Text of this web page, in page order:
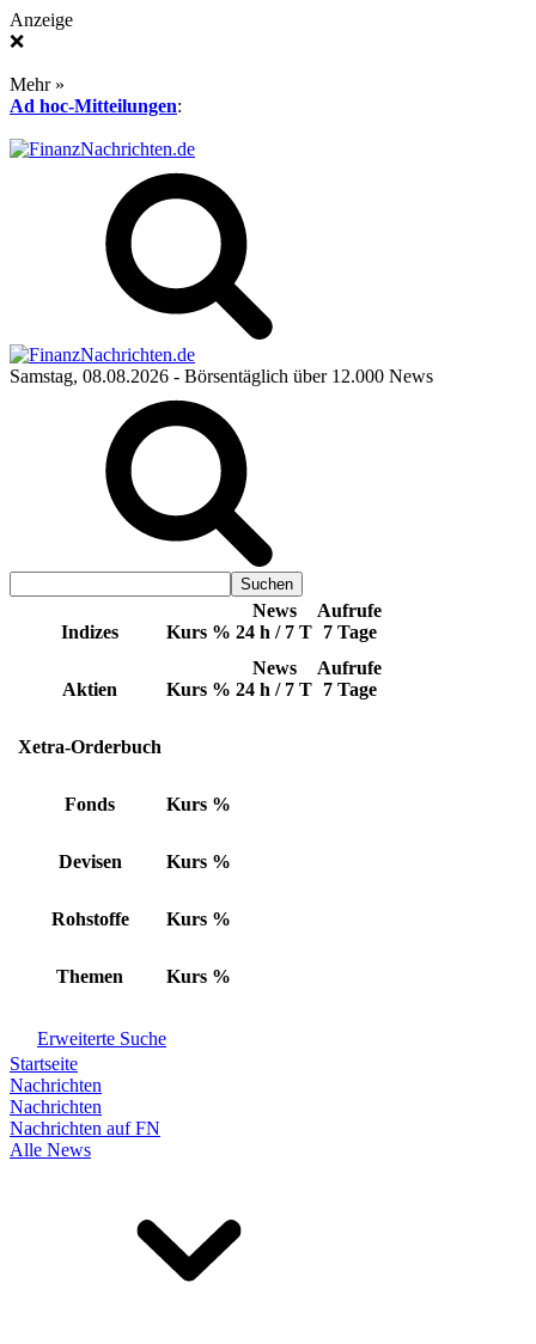
Anzeige
❌
Mehr »
Ad hoc-Mitteilungen:
Samstag, 08.08.2026 - Börsentäglich über 12.000 News
Indizes Kurs %
News
24 h / 7 T
Aufrufe
7 Tage
Aktien Kurs %
News
24 h / 7 T
Aufrufe
7 Tage
Xetra-Orderbuch
Fonds Kurs %
Devisen Kurs %
Rohstoffe Kurs %
Themen Kurs %
Erweiterte Suche
Startseite
Nachrichten
Nachrichten
Nachrichten auf FN
Alle News